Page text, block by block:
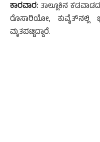
ಕಾರವಾರ: ತಾಲ್ಲೂಕಿನ
ರೊಸಾರಿಯೋ, ಕುವೈತ್‌ನಲ್ಲಿ
ಮೃತಪಟ್ಟಿದ್ದಾರೆ.